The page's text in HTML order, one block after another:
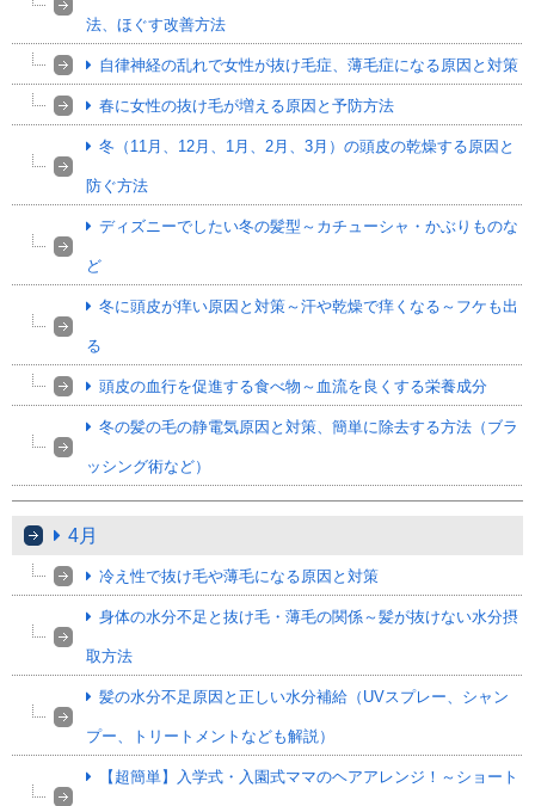
法、ほぐす改善方法
自律神経の乱れで女性が抜け毛症、薄毛症になる原因と対策
春に女性の抜け毛が増える原因と予防方法
冬（11月、12月、1月、2月、3月）の頭皮の乾燥する原因と
防ぐ方法
ディズニーでしたい冬の髪型～カチューシャ・かぶりものな
ど
冬に頭皮が痒い原因と対策～汗や乾燥で痒くなる～フケも出
る
頭皮の血行を促進する食べ物～血流を良くする栄養成分
冬の髪の毛の静電気原因と対策、簡単に除去する方法（ブラ
ッシング術など）
4月
冷え性で抜け毛や薄毛になる原因と対策
身体の水分不足と抜け毛・薄毛の関係～髪が抜けない水分摂
取方法
髪の水分不足原因と正しい水分補給（UVスプレー、シャン
プー、トリートメントなども解説）
【超簡単】入学式・入園式ママのヘアアレンジ！～ショート